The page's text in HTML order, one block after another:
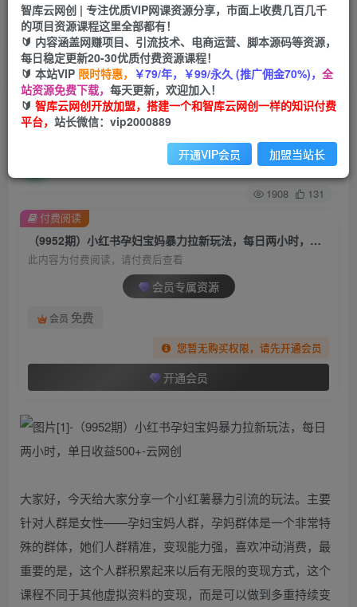
网赚网创 项目
365天稳定跟新
APP下载
GO
首页 创业课程 会员专属 正文
（9952期）小红书孕妇宝妈暴力拉新玩法，每日
两小时，单日收益500+
关注 私信
1908 131
（9952期）小红书孕妇宝妈暴力拉新玩法，每日两小时，单日收益500+
此内容为付费阅读，请付费后查看
会员专属资源
会员 免费
您暂无购买权限，请先开通会员
开通会员
付费阅读
大家好，今天给大家分享一个小红薯暴力引流的玩法。主要
针对人群是女性——孕妇宝妈人群，孕妈群体是一个非常特
殊的群体，她们人群精准，变现能力强，喜欢冲动消费，最
重要的是，这个人群积累起来以后有无限的变现方式，这个
课程不同于其他虚拟资料的变现，而是可以做到多重持续变
智库云网创 | 专注优质VIP网课资源分享，市面上收费几百几千
的项目资源课程这里全部都有！
🔰 内容涵盖网赚项目、引流技术、电商运营、脚本源码等资源，
每日稳定更新20-30优质付费资源课程！
🔰 本站VIP 限时特惠， ￥79/年，￥99/永久 (推广佣金70%)， 全
站资源免费下载， 每天更新，欢迎加入！
🔰 智库云网创开放加盟，搭建一个和智库云网创一样的知识付费
平台， 站长微信：vip2000889
开通VIP会员 加盟当站长